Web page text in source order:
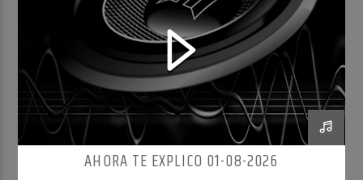
AHORA TE EXPLICO 01-08-2026